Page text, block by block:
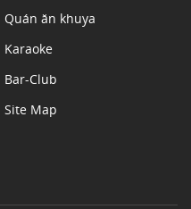
Quán ăn khuya
Karaoke
Bar-Club
Site Map